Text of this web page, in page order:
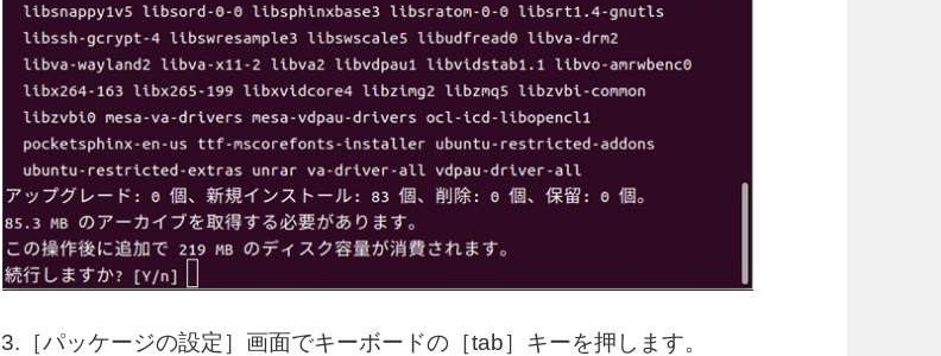
3.［パッケージの設定］画面でキーボードの［tab］キーを押します。